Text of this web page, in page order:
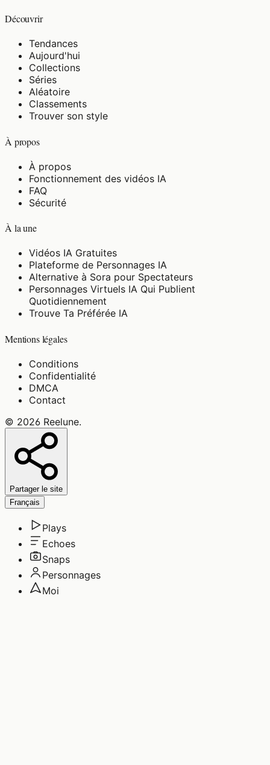
Découvrir
Tendances
Aujourd'hui
Collections
Séries
Aléatoire
Classements
Trouver son style
À propos
À propos
Fonctionnement des vidéos IA
FAQ
Sécurité
À la une
Vidéos IA Gratuites
Plateforme de Personnages IA
Alternative à Sora pour Spectateurs
Personnages Virtuels IA Qui Publient
Quotidiennement
Trouve Ta Préférée IA
Mentions légales
Conditions
Confidentialité
DMCA
Contact
© 2026 Reelune.
Partager le site
Français
Plays
Echoes
Snaps
Personnages
Moi